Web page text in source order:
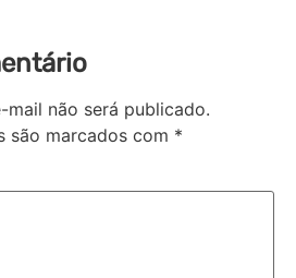
mail não será publicado.
são marcados com *